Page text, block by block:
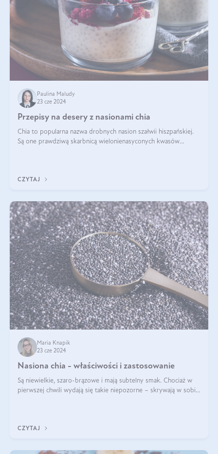
Paulina Maludy
23 cze 2024
Przepisy na desery z nasionami chia
Chia to popularna nazwa drobnych nasion szałwii hiszpańskiej.
Są one prawdziwą skarbnicą wielonienasyconych kwasów
CZYTAJ
Maria Knapik
23 cze 2024
Nasiona chia - właściwości i zastosowanie
Są niewielkie, szaro-brązowe i mają subtelny smak. Chociaż w
pierwszej chwili wydają się takie niepozorne – skrywają w sobie
CZYTAJ